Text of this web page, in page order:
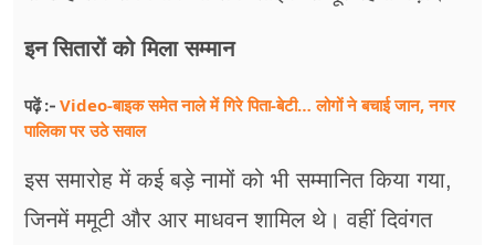
इन सितारों को मिला सम्मान
पढ़ें :- Video-बाइक समेत नाले में गिरे पिता-बेटी… लोगों ने बचाई जान, नगर
पालिका पर उठे सवाल
इस समारोह में कई बड़े नामों को भी सम्मानित किया गया,
जिनमें ममूटी और आर माधवन शामिल थे। वहीं दिवंगत